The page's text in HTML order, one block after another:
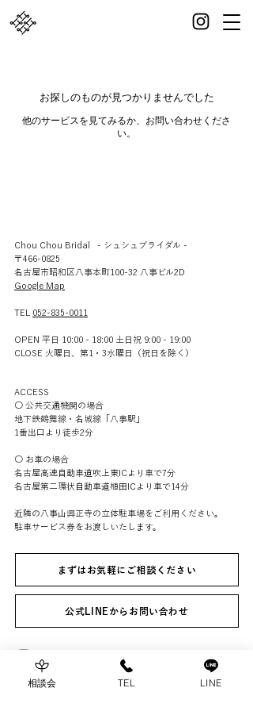
お探しのものが見つかりませんでした
他のサービスを見てみるか、お問い合わせくださ
い。
Chou Chou Bridal - シュシュブライダル -
〒466-0825
名古屋市昭和区八事本町100-32 八事ビル2D
​Google Map
TEL 052-835-0011
OPEN 平日 10:00 - 18:00 土日祝 9:00 - 19:00
CLOSE 火曜日、第1・3水曜日（祝日を除く）​​
ACCESS
○ 公共交通機関の場合
地下鉄鶴舞線・名城線「八事駅」
1番出口より徒歩2分
○ お車の場合
名古屋高速自動車道吹上東ICより車で7分
名古屋第二環状自動車道植田ICより車で14分
近隣の八事山興正寺の立体駐車場をご利用ください。
駐車サービス券をお渡しいたします。
まずはお気軽にご相談ください
公式LINEからお問い合わせ
Home
相談会 TEL LINE